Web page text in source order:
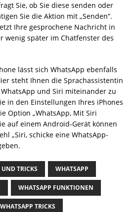
Sie, ob Sie diese senden oder
Sie die Aktion mit „Senden“.
Ihre gesprochene Nachricht in
wenig später im Chatfenster des
lässt sich WhatsApp ebenfalls
steht Ihnen die Sprachassistentin
und Siri miteinander zu
in den Einstellungen Ihres iPhones
Option „WhatsApp, Mit Siri
auf einem Android-Gerät können
„Siri, schicke eine WhatsApp-
TRICKS WHATSAPP
WHATSAPP FUNKTIONEN
WHATSAPP TRICKS